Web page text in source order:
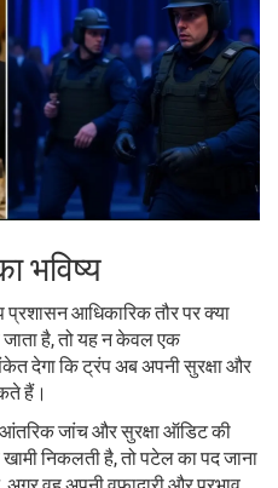
भविष्य
आधिकारिक तौर पर क्या
जाता है, तो यह न केवल एक
देगा कि ट्रंप अब अपनी सुरक्षा और
हैं।
जांच और सुरक्षा ऑडिट की
निकलती है, तो पटेल का पद जाना